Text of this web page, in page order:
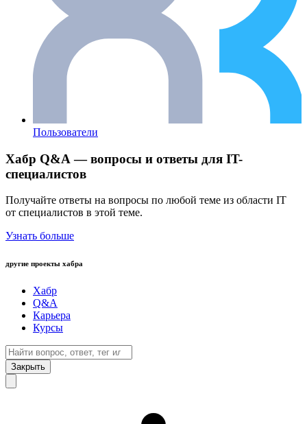
Пользователи
Хабр Q&A — вопросы и ответы для IT-
специалистов
Получайте ответы на вопросы по любой теме из области IT
от специалистов в этой теме.
Узнать больше
другие проекты хабра
Хабр
Q&A
Карьера
Курсы
Закрыть